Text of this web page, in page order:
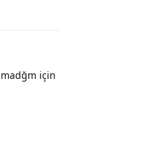
için